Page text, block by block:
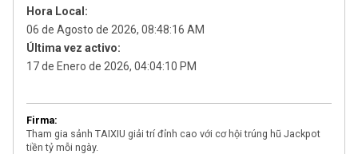
Hora Local:
06 de Agosto de 2026, 08:48:16 AM
Última vez activo:
17 de Enero de 2026, 04:04:10 PM
Firma:
Tham gia sảnh TAIXIU giải trí đỉnh cao với cơ hội trúng hũ Jackpot
tiền tỷ mỗi ngày.